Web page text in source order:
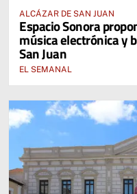
ALCÁZAR DE SAN JUAN
Espacio Sonora
música electrónica y
San Juan
EL SEMANAL